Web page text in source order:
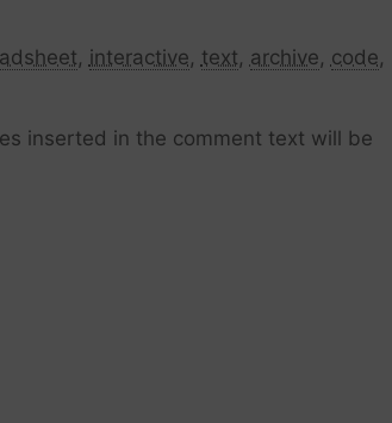
, interactive, text, archive, code,
inserted in the comment text will be